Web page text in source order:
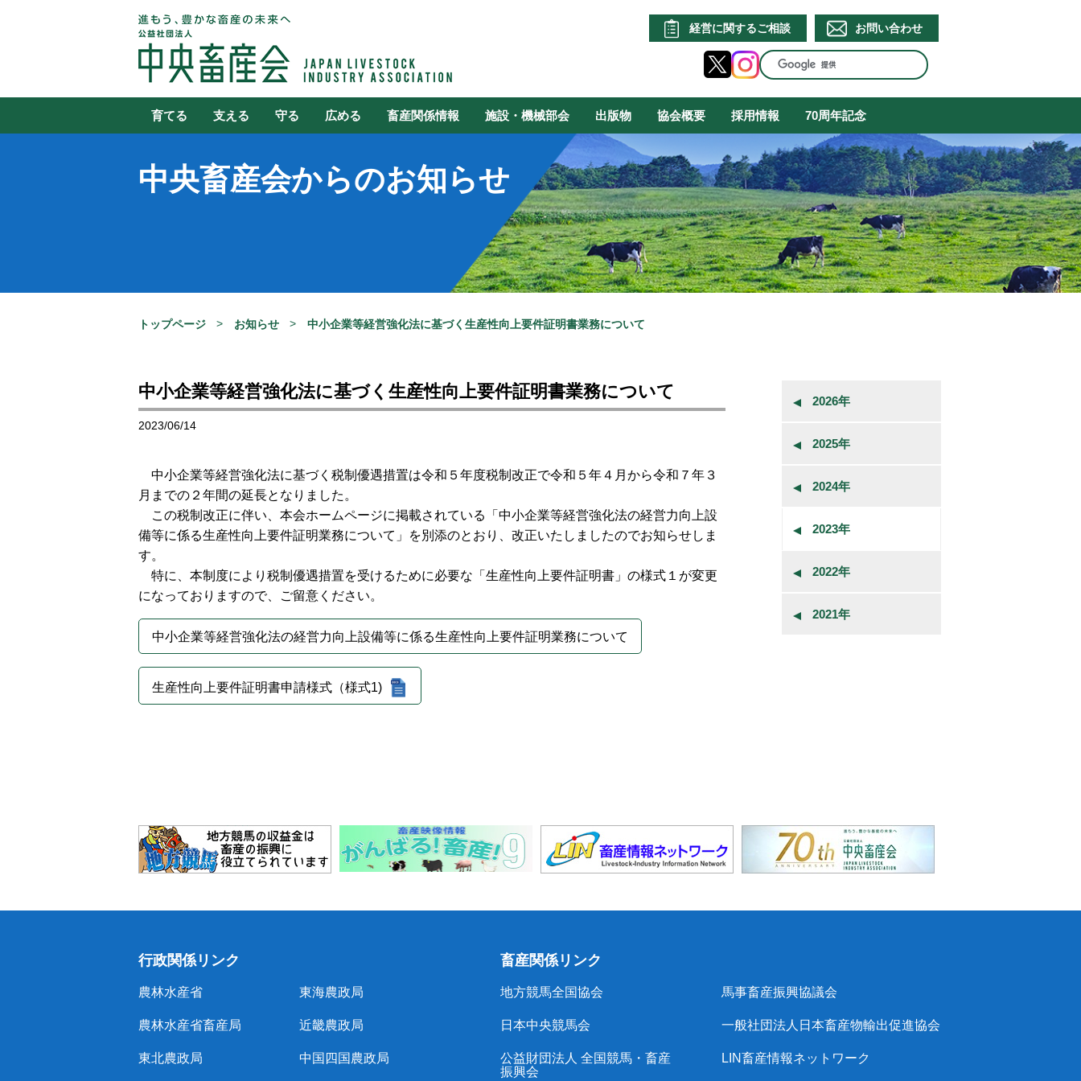
経営に関するご相談 お問い合わせ
育てる 支える 守る 広める 畜産関係情報 施設・機械部会 出版物 協会概要 採用情報 70周年記念
中央畜産会からのお知らせ
トップページ お知らせ 中小企業等経営強化法に基づく生産性向上要件証明書業務について
中小企業等経営強化法に基づく生産性向上要件証明書業務について
2023/06/14
中小企業等経営強化法に基づく税制優遇措置は令和５年度税制改正で令和５年４月から令和７年３
月までの２年間の延長となりました。
この税制改正に伴い、本会ホームページに掲載されている「中小企業等経営強化法の経営力向上設
備等に係る生産性向上要件証明業務について」を別添のとおり、改正いたしましたのでお知らせしま
す。
特に、本制度により税制優遇措置を受けるために必要な「生産性向上要件証明書」の様式１が変更
になっておりますので、ご留意ください。
中小企業等経営強化法の経営力向上設備等に係る生産性向上要件証明業務について
生産性向上要件証明書申請様式（様式1)
2026年
2025年
2024年
2023年
2022年
2021年
行政関係リンク
農林水産省
農林水産省畜産局
東北農政局
東海農政局
近畿農政局
中国四国農政局
畜産関係リンク
地方競馬全国協会
日本中央競馬会
公益財団法人 全国競馬・畜産
振興会
馬事畜産振興協議会
一般社団法人日本畜産物輸出促進協会
LIN畜産情報ネットワーク